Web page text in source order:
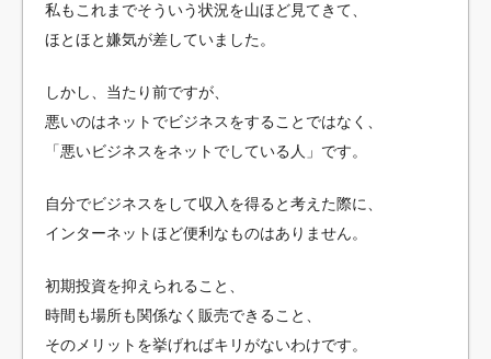
私もこれまでそういう状況を山ほど見てきて、
ほとほと嫌気が差していました。
しかし、当たり前ですが、
悪いのはネットでビジネスをすることではなく、
「悪いビジネスをネットでしている人」です。
自分でビジネスをして収入を得ると考えた際に、
インターネットほど便利なものはありません。
初期投資を抑えられること、
時間も場所も関係なく販売できること、
そのメリットを挙げればキリがないわけです。